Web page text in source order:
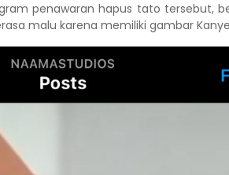
penawaran hapus tato tersebut,
malu karena memiliki gambar